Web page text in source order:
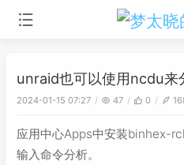
unraid也可以使用ncdu来
2024-01-15 07:27 47 0
应用中心Apps中安装binhex-
输入命令分析。